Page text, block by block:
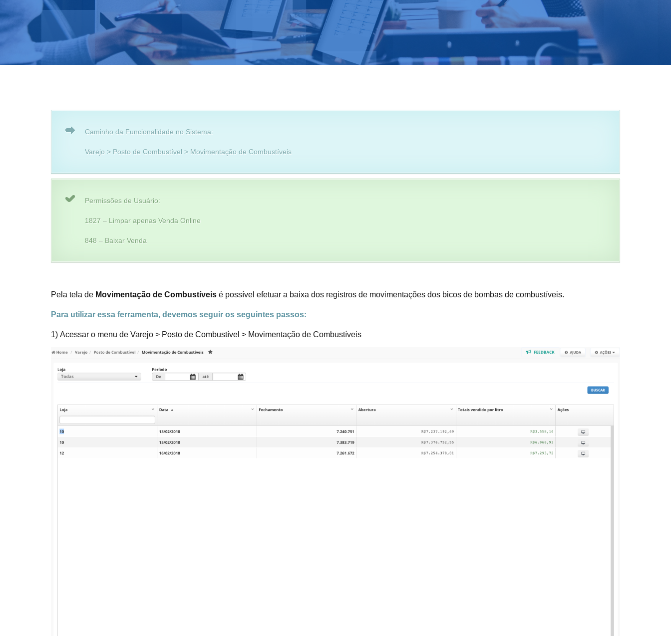
Caminho da Funcionalidade no Sistema:
Varejo > Posto de Combustível > Movimentação de Combustíveis
Permissões de Usuário:
1827 – Limpar apenas Venda Online
848 – Baixar Venda
Pela tela de Movimentação de Combustíveis é possível efetuar a baixa dos registros de movimentações dos bicos de bombas de combustíveis.
Para utilizar essa ferramenta, devemos seguir os seguintes passos:
1) Acessar o menu de Varejo > Posto de Combustível > Movimentação de Combustíveis